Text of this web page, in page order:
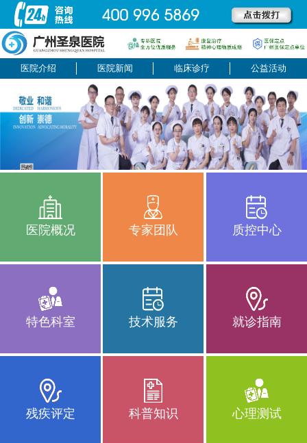
医院介绍 医院新闻 临床诊疗 公益活动
医院概况 专家团队 质控中心
特色科室 技术服务 就诊指南
残疾评定 科普知识 心理测试